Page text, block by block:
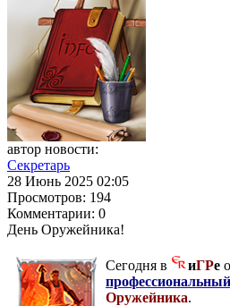
автор новости:
Секретарь
28 Июнь 2025 02:05
Просмотров: 194
Комментарии: 0
День Оружейника!
Сегодня в иГРе
Оружейника.